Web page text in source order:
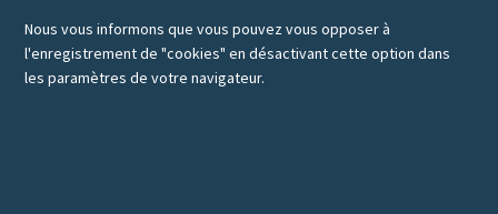
Nous vous informons que vous pouvez vous opposer à
l'enregistrement de "cookies" en désactivant cette option dans
les paramètres de votre navigateur.